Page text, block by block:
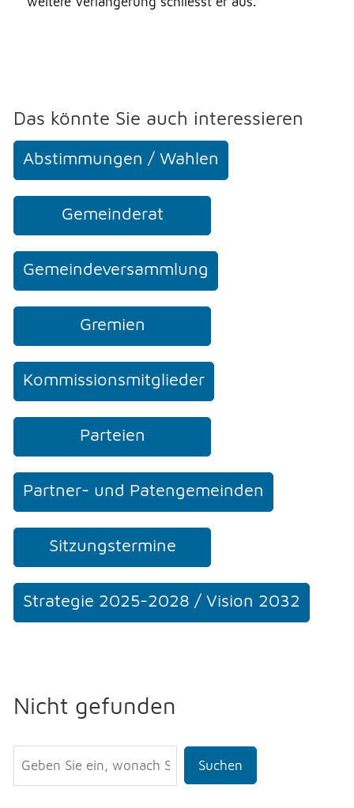
Das könnte Sie auch interessieren
Abstimmungen / Wahlen
Gemeinderat
Gemeindeversammlung
Gremien
Kommissionsmitglieder
Parteien
Partner- und Patengemeinden
Sitzungstermine
Strategie 2025-2028 / Vision 2032
Nicht gefunden
Suchen